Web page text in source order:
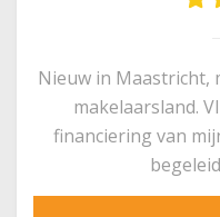
Nieuw in Maastricht,
makelaarsland.
financiering van